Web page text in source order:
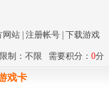
网站 注册帐号 下载游戏
制：不限 需要积分： 0分
戏卡